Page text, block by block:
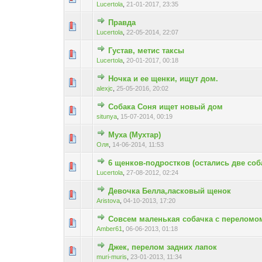
Lucertola ,21-01-2017, 23:35
Правда
Lucertola 22-05-2014, 22:07
Густав, метис таксы
Lucertola ,20-01-2017, 00:18
Ночка и ее щенки, ищут дом.
alexjc 25-05-2016, 20:02
Голосов: 1 -
Собака Соня ищет новый дом
situnya 15-07-2014, 00:19
Голосов: 0 - Средняя
Муха (Мухтар)
Оля 14-06-2014, 11:53
6 щенков-подростков (остались две
Lucertola ,27-08-2012, 02:24
Голосов: 0 - 12
Девочка Белла,ласковый щенок
Aristova ,04-10-2013, 17:20
Голосов: 0 - Средняя
Совсем маленькая собачка с
Amber61 ,06-06-2013, 01:18
Голосов: 0 - Средняя
12
Джек, перелом задних лапок
muri-muris 23-01-2013, 11:34
Голосов: 0 - Средняя